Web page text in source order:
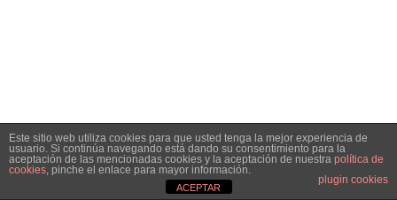
Este sitio web utiliza cookies para que usted tenga la mejor experiencia de
usuario. Si continúa navegando está dando su consentimiento para la
aceptación de las mencionadas cookies y la aceptación de nuestra política de
cookies, pinche el enlace para mayor información.
plugin cookies
ACEPTAR